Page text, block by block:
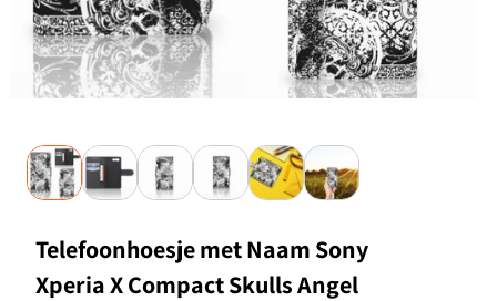
Telefoonhoesje met Naam Sony
Xperia X Compact Skulls Angel